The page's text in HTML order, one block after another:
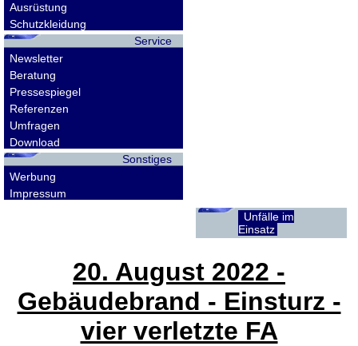
Ausrüstung
Schutzkleidung
Service
Newsletter
Beratung
Pressespiegel
Referenzen
Umfragen
Download
Sonstiges
Werbung
Impressum
Unfälle im
Einsatz
20. August 2022 -
Gebäudebrand - Einsturz -
vier verletzte FA